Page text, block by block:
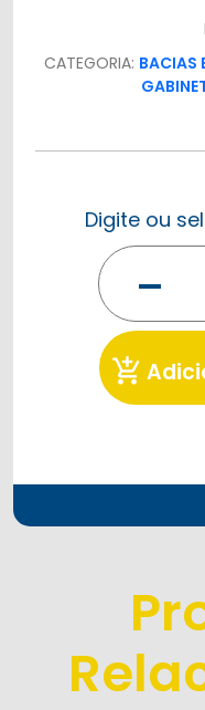
CATEGORIA: BACIAS
Digite ou
-
add_shopping_cart